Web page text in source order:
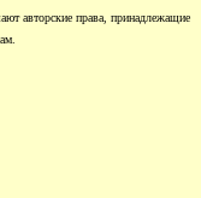
авторские права, принадлежащие